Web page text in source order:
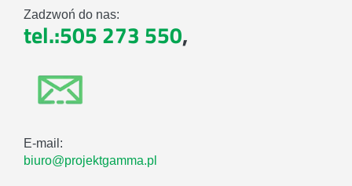
Zadzwoń do nas:
tel.:505 273 550,
E-mail:
biuro@projektgamma.pl